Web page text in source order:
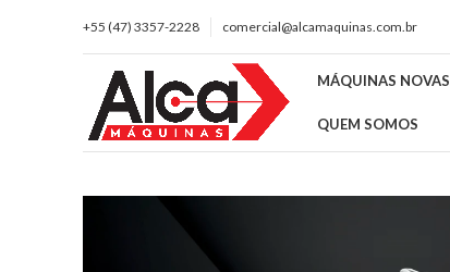
+55 (47) 3357-2228 comercial@alcamaquinas.com.br
MÁQUINAS NOVAS
QUEM SOMOS